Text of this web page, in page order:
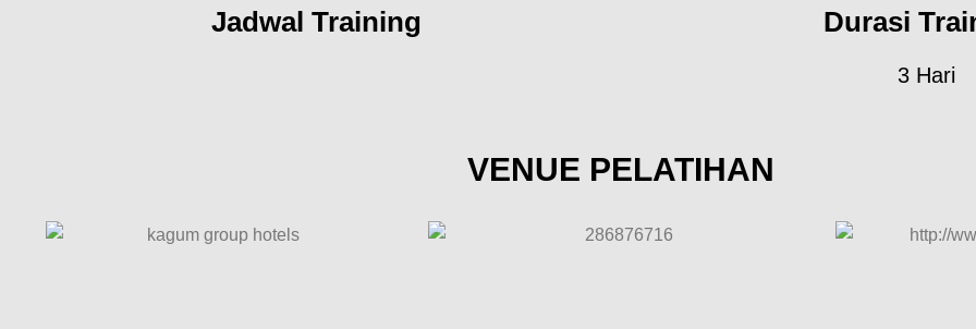
Jadwal Training Durasi
3 Hari
VENUE PELATIHAN